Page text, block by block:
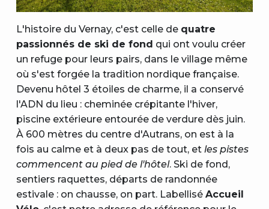
L'histoire du Vernay, c'est celle de quatre
passionnés de ski de fond qui ont voulu créer
un refuge pour leurs pairs, dans le village même
où s'est forgée la tradition nordique française.
Devenu hôtel 3 étoiles de charme, il a conservé
l'ADN du lieu : cheminée crépitante l'hiver,
piscine extérieure entourée de verdure dès juin.
À 600 mètres du centre d'Autrans, on est à la
fois au calme et à deux pas de tout, et les pistes
commencent au pied de l'hôtel. Ski de fond,
sentiers raquettes, départs de randonnée
estivale : on chausse, on part. Labellisé Accueil